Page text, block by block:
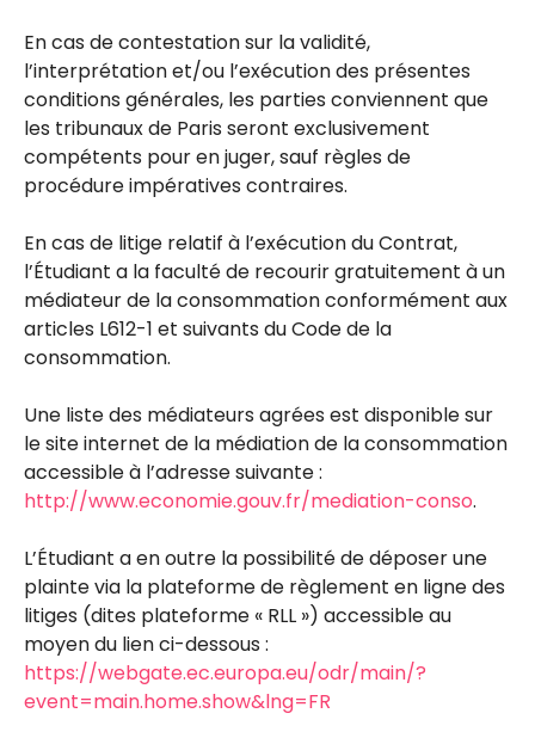
En cas de contestation sur la validité,
l’interprétation et/ou l’exécution des présentes
conditions générales, les parties conviennent que
les tribunaux de Paris seront exclusivement
compétents pour en juger, sauf règles de
procédure impératives contraires.
En cas de litige relatif à l’exécution du Contrat,
l’Étudiant a la faculté de recourir gratuitement à un
médiateur de la consommation conformément aux
articles L612-1 et suivants du Code de la
consommation.
Une liste des médiateurs agrées est disponible sur
le site internet de la médiation de la consommation
accessible à l’adresse suivante :
http://www.economie.gouv.fr/mediation-conso.
L’Étudiant a en outre la possibilité de déposer une
plainte via la plateforme de règlement en ligne des
litiges (dites plateforme « RLL ») accessible au
moyen du lien ci-dessous :
https://webgate.ec.europa.eu/odr/main/?
event=main.home.show&lng=FR